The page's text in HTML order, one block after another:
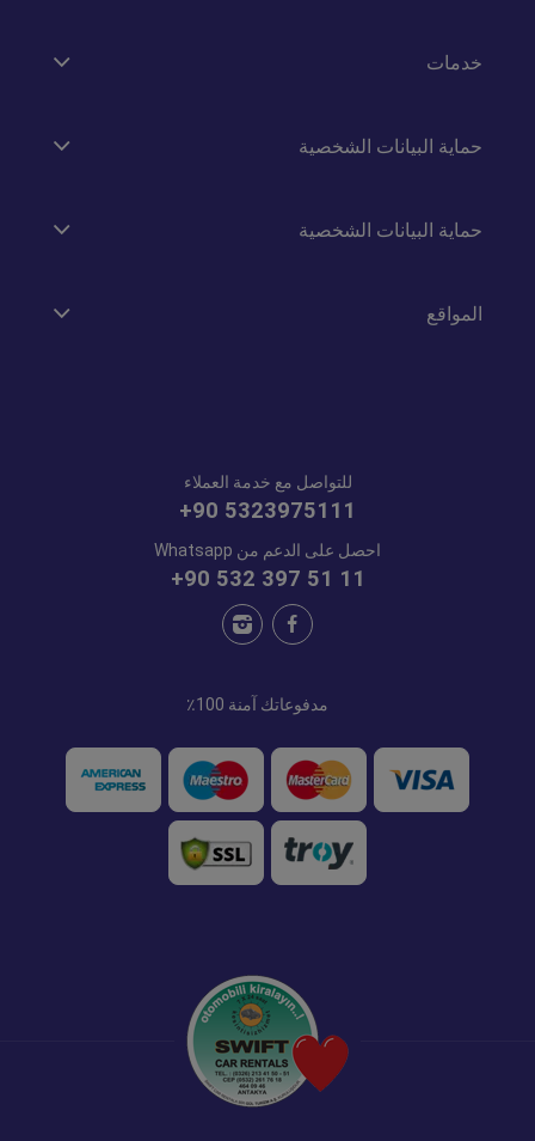
خدمات
حماية البيانات الشخصية
حماية البيانات الشخصية
المواقع
للتواصل مع خدمة العملاء
+90 5323975111
احصل على الدعم من Whatsapp
+90 532 397 51 11
مدفوعاتك آمنة 100٪